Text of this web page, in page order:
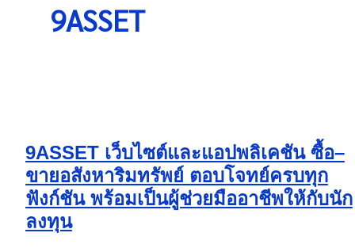
9ASSET
9ASSET เว็บไซต์และแอปพลิเคชัน ซื้อ–
ขายอสังหาริมทรัพย์ ตอบโจทย์ครบทุก
ฟังก์ชัน พร้อมเป็นผู้ช่วยมืออาชีพให้กับนัก
ลงทุน